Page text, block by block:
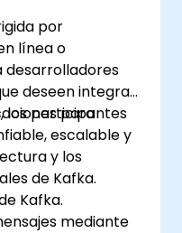
por
línea o
desarrolladores
deseen integrar
para
escalable y
los participantes
y los
de Kafka.
Kafka.
mediante